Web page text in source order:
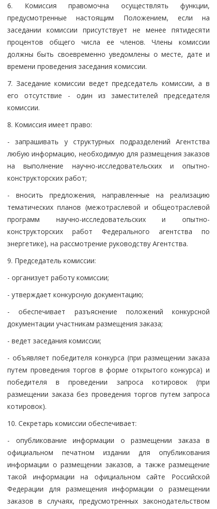
6. Комиссия правомочна осуществлять функции,
предусмотренные настоящим Положением, если на
заседании комиссии присутствует не менее пятидесяти
процентов общего числа ее членов. Члены комиссии
должны быть своевременно уведомлены о месте, дате и
времени проведения заседания комиссии.
7. Заседание комиссии ведет председатель комиссии, а в
его отсутствие - один из заместителей председателя
комиссии.
8. Комиссия имеет право:
- запрашивать у структурных подразделений Агентства
любую информацию, необходимую для размещения заказов
на выполнение научно-исследовательских и опытно-
конструкторских работ;
- вносить предложения, направленные на реализацию
тематических планов (межотраслевой и общеотраслевой
программ научно-исследовательских и опытно-
конструкторских работ Федерального агентства по
энергетике), на рассмотрение руководству Агентства.
9. Председатель комиссии:
- организует работу комиссии;
- утверждает конкурсную документацию;
- обеспечивает разъяснение положений конкурсной
документации участникам размещения заказа;
- ведет заседания комиссии;
- объявляет победителя конкурса (при размещении заказа
путем проведения торгов в форме открытого конкурса) и
победителя в проведении запроса котировок (при
размещении заказа без проведения торгов путем запроса
котировок).
10. Секретарь комиссии обеспечивает:
- опубликование информации о размещении заказа в
официальном печатном издании для опубликования
информации о размещении заказов, а также размещение
такой информации на официальном сайте Российской
Федерации для размещения информации о размещении
заказов в случаях, предусмотренных законодательством